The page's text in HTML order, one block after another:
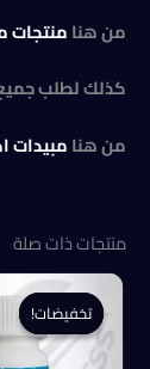
من هنامنتجات
كذلك لطلب
من هنامبيدات
منتجات ذات صلة
تخفيضات!
تخفيضات!